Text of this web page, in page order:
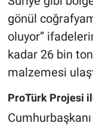
gönül
oluyor”
kadar 26 bin
malzemesi
ProTürk Projesi